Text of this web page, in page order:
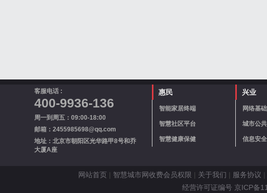
客服电话 :
400-9936-136
周一到周五：09:00-18:00
邮箱：2455985698@qq.com
地址：北京市朝阳区光华路甲8号和乔
大厦A座
惠民
智能家居终端
智慧社区平台
智慧健康保健
兴业
网络基
城市公
信息安
网站首页 | 智慧城市网收费会员权限 | 关于我们 | 服务协议 |
经营许可证编号 京ICP备